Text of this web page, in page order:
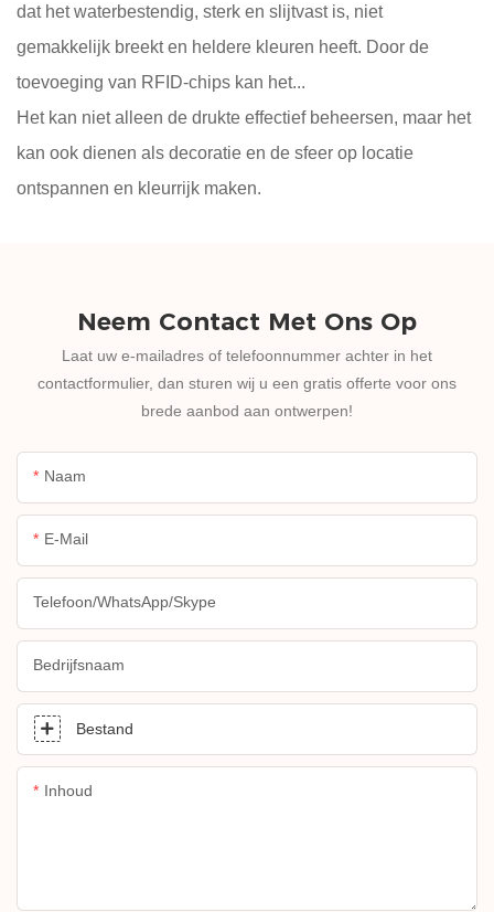
dat het waterbestendig, sterk en slijtvast is, niet
gemakkelijk breekt en heldere kleuren heeft. Door de
toevoeging van RFID-chips kan het...
Het kan niet alleen de drukte effectief beheersen, maar het
kan ook dienen als decoratie en de sfeer op locatie
ontspannen en kleurrijk maken.
Neem Contact Met Ons Op
Laat uw e-mailadres of telefoonnummer achter in het
contactformulier, dan sturen wij u een gratis offerte voor ons
brede aanbod aan ontwerpen!
Naam
E-Mail
Telefoon/WhatsApp/Skype
Bedrijfsnaam
Bestand
Inhoud